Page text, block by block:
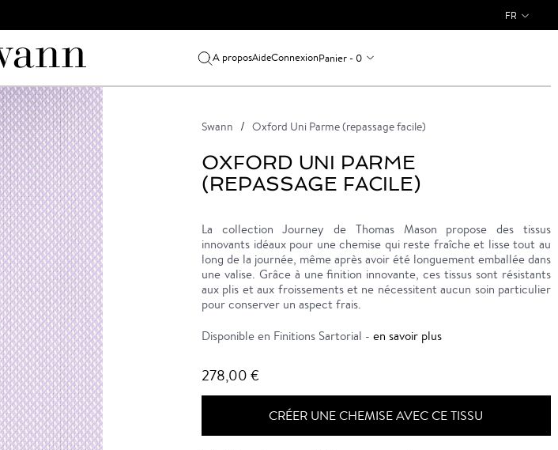
FR
A proposAideConnexionPanier - 0
Swann Oxford Uni Parme (repassage facile)
OXFORD UNI PARME
(REPASSAGE FACILE)
La collection Journey de Thomas Mason propose des tissus
innovants idéaux pour une chemise qui reste fraîche et lisse tout au
long de la journée, même après avoir été longuement emballée dans
une valise. Grâce à une finition innovante, ces tissus sont résistants
aux plis et aux froissements et ne nécessitent aucun soin particulier
pour conserver un aspect frais.
Disponible en Finitions Sartorial - en savoir plus
278,00 €
CRÉER UNE CHEMISE AVEC CE TISSU